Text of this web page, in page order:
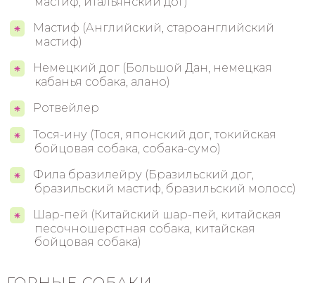
Мастиф (Английский, староанглийский
мастиф)
Немецкий дог (Большой Дан, немецкая
кабанья собака, алано)
Ротвейлер
Тося-ину (Тося, японский дог, токийская
бойцовая собака, собака-сумо)
Фила бразилейру (Бразильский дог,
бразильский мастиф, бразильский молосс)
Шар-пей (Китайский шар-пей, китайская
песочношерстная собака, китайская
бойцовая собака)